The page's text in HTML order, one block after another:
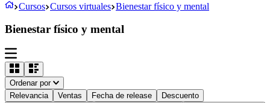
Cursos Cursos virtuales Bienestar físico y mental
Bienestar físico y mental
Ordenar por
Relevancia
Ventas Fecha de release
Descuento